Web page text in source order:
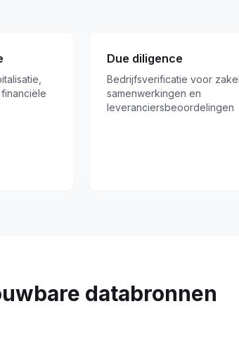
Due diligence
Bedrijfsverificatie voor
samenwerkingen en
leveranciersbeoordelingen
databronnen